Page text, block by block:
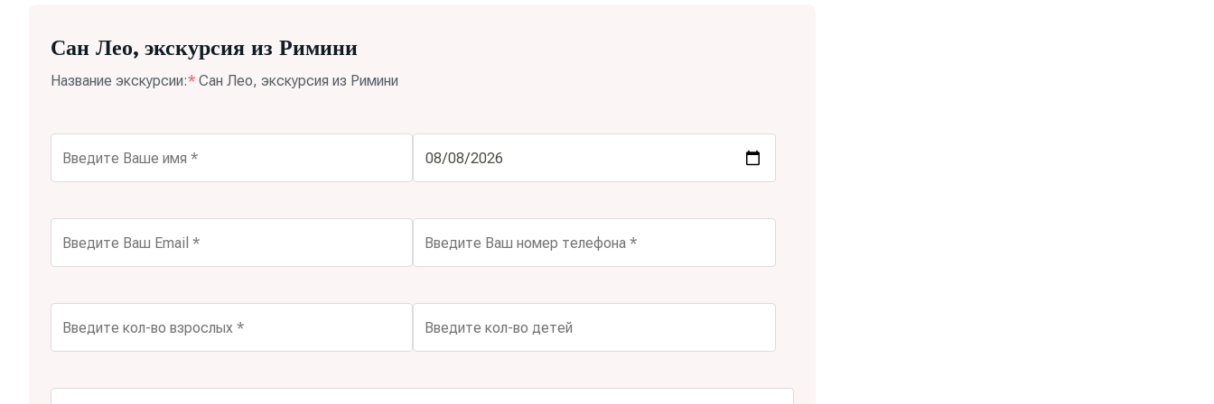
Сан Лео, экскурсия из Римини
Название экскурсии:* Сан Лео, экскурсия из Римини